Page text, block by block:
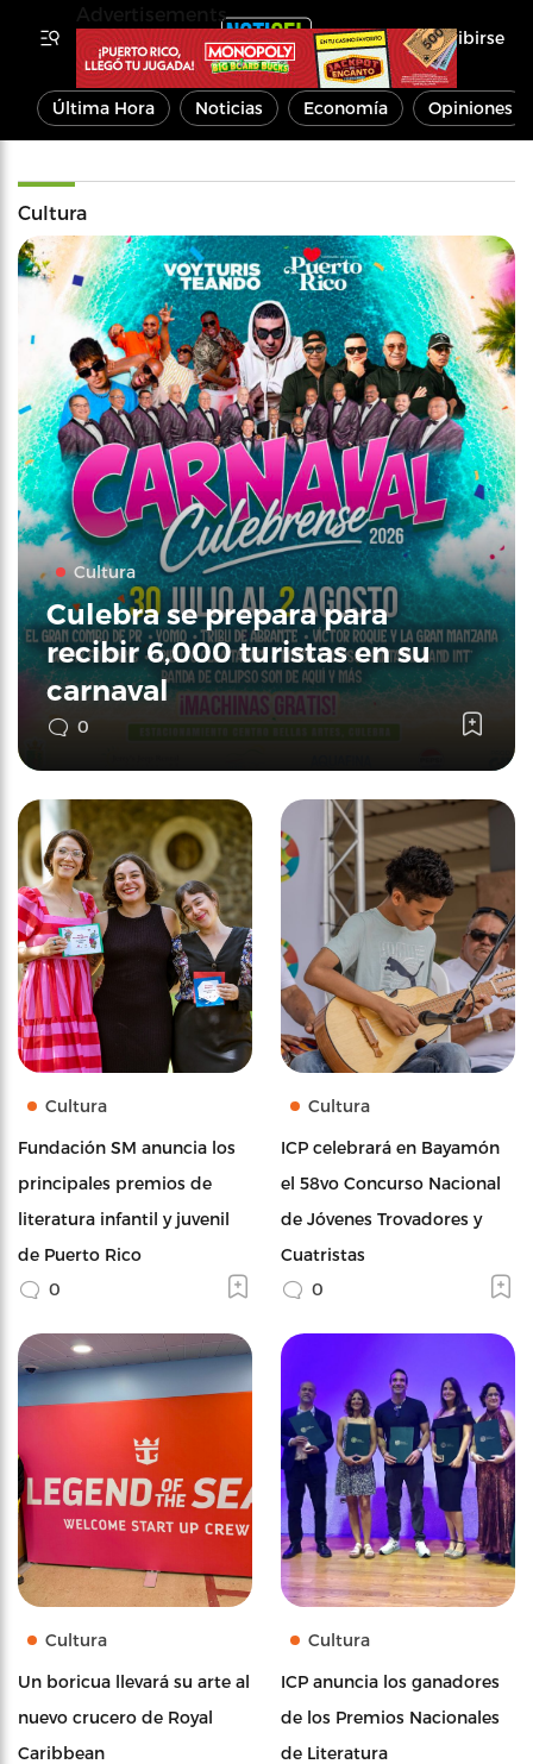
Inscribirse
Última Hora Noticias Economía Opiniones
Cultura
Cultura
Culebra se prepara para
recibir 6,000 turistas en su
carnaval
0
Cultura
Fundación SM anuncia los
principales premios de
literatura infantil y juvenil
de Puerto Rico
0
Cultura
ICP celebrará en Bayamón
el 58vo Concurso Nacional
de Jóvenes Trovadores y
Cuatristas
0
Cultura
Un boricua llevará su arte al
nuevo crucero de Royal
Caribbean
Cultura
ICP anuncia los ganadores
de los Premios Nacionales
de Literatura
Advertisements